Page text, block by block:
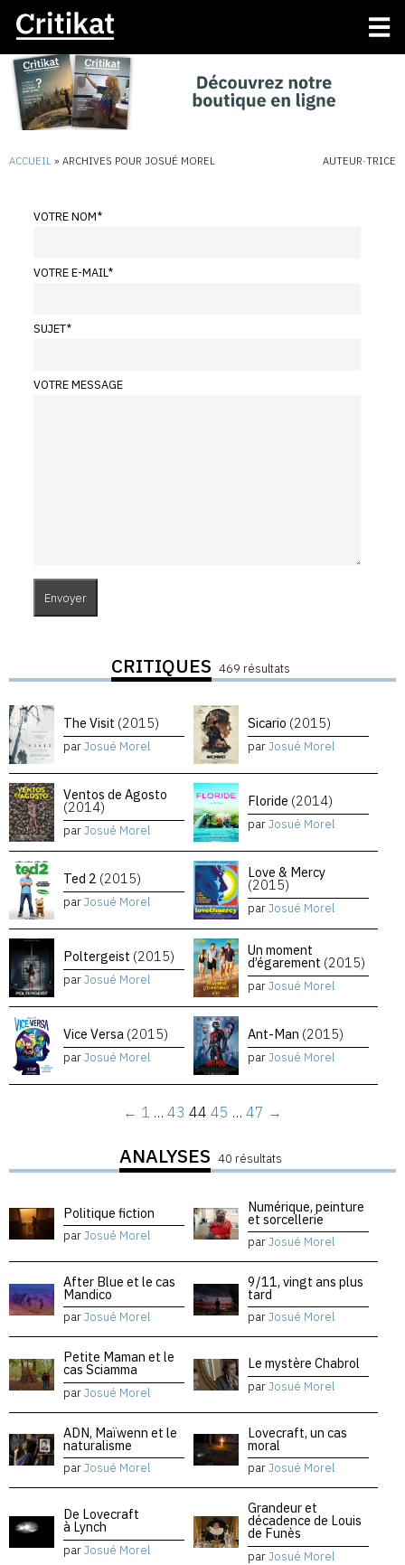
ACCUEIL » ARCHIVES POUR JOSUÉ MOREL AUTEUR·TRICE
VOTRE NOM*
VOTRE E-MAIL*
SUJET*
VOTRE MESSAGE
CRITIQUES 469 résultats
The Visit (2015)
parJosué Morel
Sicario (2015)
parJosué Morel
Ventos de Agosto
(2014)
parJosué Morel
Floride (2014)
parJosué Morel
Ted 2 (2015)
parJosué Morel
Love & Mercy
(2015)
parJosué Morel
Poltergeist (2015)
parJosué Morel
Un moment
d’égarement (2015)
parJosué Morel
Vice Versa (2015)
parJosué Morel
Ant-Man (2015)
parJosué Morel
← 1 … 43 44 45 … 47 →
ANALYSES 40 résultats
Politique fiction
parJosué Morel
Numérique, peinture
et sorcellerie
parJosué Morel
After Blue et le cas
Mandico
parJosué Morel
9/11, vingt ans plus
tard
parJosué Morel
Petite Maman et le
cas Sciamma
parJosué Morel
Le mystère Chabrol
parJosué Morel
ADN, Maïwenn et le
naturalisme
parJosué Morel
Lovecraft, un cas
moral
parJosué Morel
De Lovecraft
à Lynch
parJosué Morel
Grandeur et
décadence de Louis
de Funès
parJosué Morel